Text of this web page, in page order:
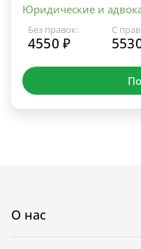
Юридические и
Без правок:
4550 ₽
С
О нас